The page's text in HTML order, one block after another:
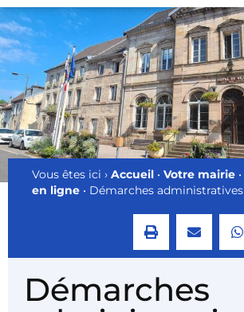
Vous êtes ici › Accueil • Votre mairie •
en ligne • Démarches administratives
Démarches